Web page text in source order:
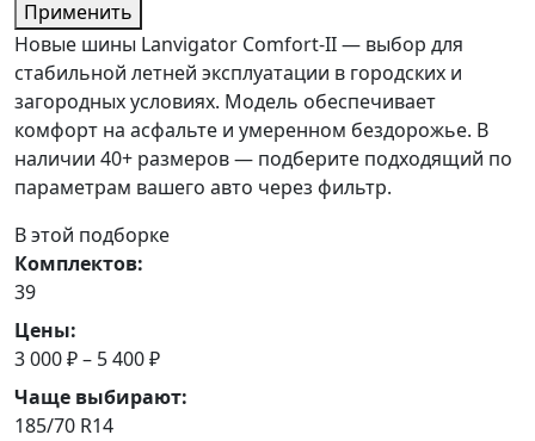
Применить
Новые шины Lanvigator Comfort-II — выбор для
стабильной летней эксплуатации в городских и
загородных условиях. Модель обеспечивает
комфорт на асфальте и умеренном бездорожье. В
наличии 40+ размеров — подберите подходящий по
параметрам вашего авто через фильтр.
В этой подборке
Комплектов:
39
Цены:
3 000 ₽ – 5 400 ₽
Чаще выбирают:
185/70 R14